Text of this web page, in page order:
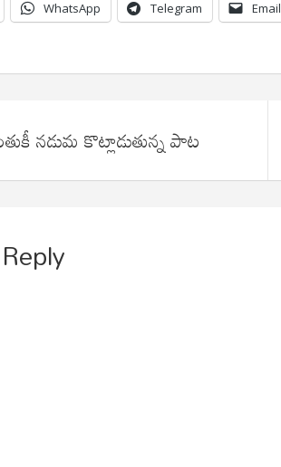
WhatsApp Telegram Email
నడుమ కొట్లాడుతున్న పాట